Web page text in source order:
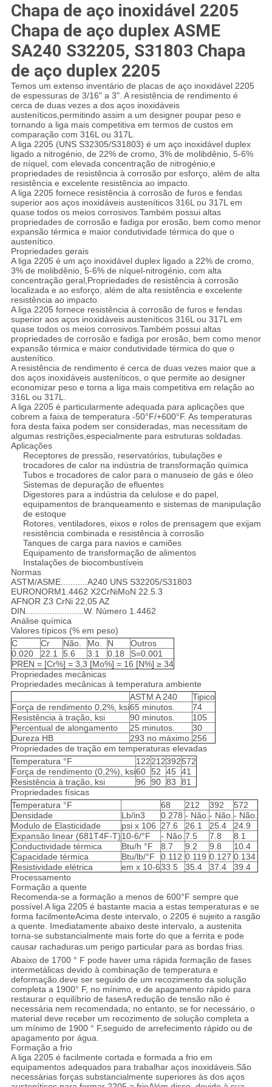
Chapa de aço inoxidável 2205
Chapa de aço duplex ASME
SA240 S32205, S31803 Chapa
de aço duplex 2205
Temos um extenso inventário de placas de aço inoxidável 2205
de espessuras de 3/16" a 3". A resistência de rendimento é
cerca de duas vezes a dos aços inoxidáveis
austeníticos,permitindo assim a um designer poupar peso e
tornando a liga mais competitiva em termos de custos em
comparação com 316L ou 317L.
A liga 2205 (UNS S32305/S31803) é um aço inoxidável duplex
ligado a nitrogénio, de 22% de cromo, 3% de molibdênio, 5-6%
de níquel, com elevada concentração de nitrogénio,e
propriedades de resistência à corrosão por esforço, além de alta
resistência e excelente resistência ao impacto.
A liga 2205 fornece resistência à corrosão de furos e fendas
superior aos aços inoxidáveis austeníticos 316L ou 317L em
quase todos os meios corrosivos.Também possui altas
propriedades de corrosão e fadiga por erosão, bem como menor
expansão térmica e maior condutividade térmica do que o
austenítico.
Propriedades gerais
A liga 2205 é um aço inoxidável duplex ligado a 22% de cromo,
3% de molibdênio, 5-6% de níquel-nitrogénio, com alta
concentração geral,Propriedades de resistência à corrosão
localizada e ao esforço, além de alta resistência e excelente
resistência ao impacto.
A liga 2205 fornece resistência à corrosão de furos e fendas
superior aos aços inoxidáveis austeníticos 316L ou 317L em
quase todos os meios corrosivos.Também possui altas
propriedades de corrosão e fadiga por erosão, bem como menor
expansão térmica e maior condutividade térmica do que o
austenítico.
A resistência de rendimento é cerca de duas vezes maior que a
dos aços inoxidáveis austeníticos, o que permite ao designer
economizar peso e torna a liga mais competitiva em relação ao
316L ou 317L.
A liga 2205 é particularmente adequada para aplicações que
cobrem a faixa de temperatura -50°F/+600°F. As temperaturas
fora desta faixa podem ser consideradas, mas necessitam de
algumas restrições,especialmente para estruturas soldadas.
Aplicações
Receptores de pressão, reservatórios, tubulações e
trocadores de calor na indústria de transformação química
Tubos e trocadores de calor para o manuseio de gás e óleo
Sistemas de depuração de efluentes
Digestores para a indústria da celulose e do papel,
equipamentos de branqueamento e sistemas de manipulação
de estoque
Rotores, ventiladores, eixos e rolos de prensagem que exijam
resistência combinada e resistência à corrosão
Tanques de carga para navios e camiões
Equipamento de transformação de alimentos
Instalações de biocombustíveis
Normas
ASTM/ASME...........A240 UNS S32205/S31803
EURONORM1.4462 X2CrNiMoN 22.5.3
AFNOR Z3 CrNi 22,05 AZ
DIN........................W. Número 1.4462
Análise química
Valores típicos (% em peso)
C
Cr Não. Mo. N
Outros
0.020
22.1 5.6 3.1 0.18
S=0.001
PREN = [Cr%] = 3,3 [Mo%] = 16 [N%] ≥ 34
Propriedades mecânicas
Propriedades mecânicas à temperatura ambiente
ASTM A 240
Tipico
Força de rendimento 0,2%, ksi65 minutos.
74
Resistência à tração, ksi
90 minutos.
105
Percentual de alongamento
25 minutos.
30
Dureza HB
293 no máximo.256
Propriedades de tração em temperaturas elevadas
Temperatura °F
122212392572
Força de rendimento (0,2%), ksi60 52 45
41
Resistência à tração, ksi
96 90 83
81
Propriedades físicas
Temperatura °F
68 212 392
572
Densidade
Lb/in3 0.278 - Não.- Não.- Não.
Modulo de Elasticidade
psi x 106 27.6 26.1 25.4
24.9
Expansão linear (681T4F-T)10-6/°F - Não.7.5 7.8
8.1
Conductividade térmica
Btu/h °F 8.7 9.2 9.8
10.4
Capacidade térmica
Btu/lb/°F 0.112 0.119 0.127 0.134
Resistividade elétrica
em x 10-633.5 35.4 37.4
39.4
Processamento
Formação a quente
Recomenda-se a formação a menos de 600°F sempre que
possível.A liga 2205 é bastante macia a estas temperaturas e se
forma facilmenteAcima deste intervalo, o 2205 é sujeito a rasgão
a quente. Imediatamente abaixo deste intervalo, a austenita
torna-se substancialmente mais forte do que a ferrita e pode
causar rachaduras.um perigo particular para as bordas frias.
Abaixo de 1700 ° F pode haver uma rápida formação de fases
intermetálicas devido à combinação de temperatura e
deformação.deve ser seguido de um recozimento da solução
completa a 1900° F, no mínimo, e de apagamento rápido para
restaurar o equilíbrio de fasesA redução de tensão não é
necessária nem recomendada; no entanto, se for necessário, o
material deve receber um recozimento de solução completa a
um mínimo de 1900 ° F,seguido de arrefecimento rápido ou de
apagamento por água.
Formação a frio
A liga 2205 é facilmente cortada e formada a frio em
equipamentos adequados para trabalhar aços inoxidáveis.São
necessárias forças substancialmente superiores às dos aços